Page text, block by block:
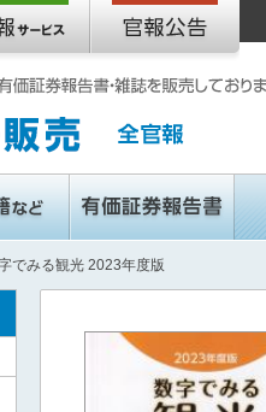
でみる観光 2023年度版